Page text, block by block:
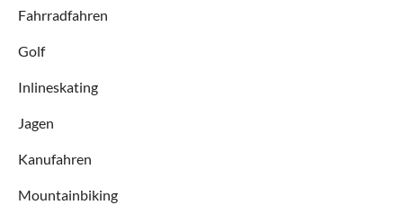
Fahrradfahren
Golf
Inlineskating
Jagen
Kanufahren
Mountainbiking